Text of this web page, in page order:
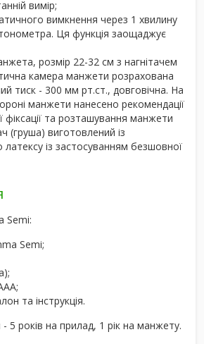
вимір;
вимкнення через 1 хвилину
тонометра. Ця функція заощаджує
розмір 22-32 см з нагнітачем
камера манжети розрахована
тиск - 300 мм рт.ст., довговічна. На
манжети нанесено рекомендації
фіксації та розташування манжети
(груша) виготовлений із
латексу із застосуванням безшовної
Semi:
Semi;
та інструкція.
- 5 років на прилад, 1 рік на манжету.